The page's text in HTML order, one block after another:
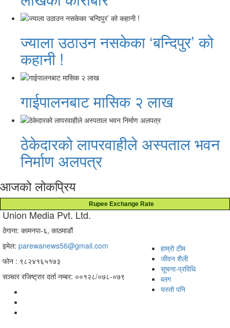
ज्याला उठाउन नसकेका ‘बन्दिपुर’ को
कहानी !
गाईपालनबाट मासिक २ लाख
ठेकेदारको लापरवाहीले अस्पताल भवन
निर्माण अलपत्र
आजको लोकप्रिय
Rupee Exchange Rate
Union Media Pvt. Ltd.
ठेगाना: कामनपा-६, काठमाडौं
इमेल: parewanews56@gmail.com
फोन : ९८२४१६५१७३
सञ्चार रजिष्ट्रार दर्ता नम्बर: ००१२८/०७८-०७९
हाम्रो टीम
जीवन शैली
सूचना-प्रविधि
ब्लग
यस्तो पनि